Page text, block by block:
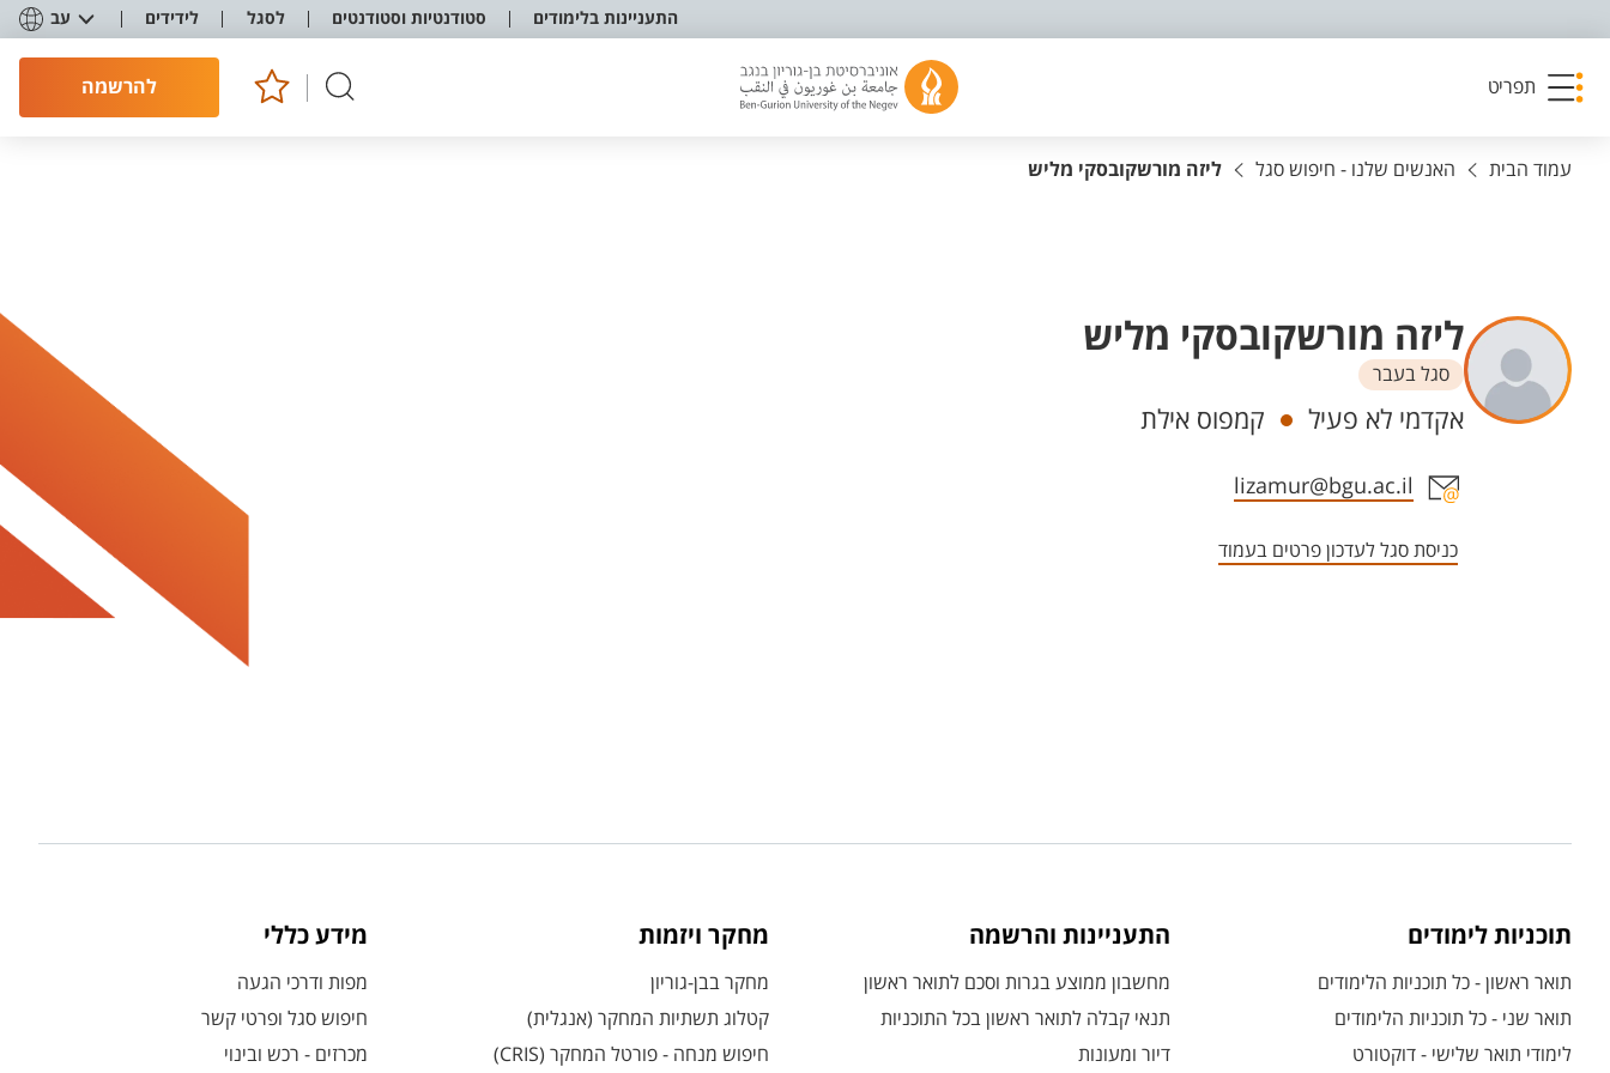
התעניינות בלימודים סטודנטיות וסטודנטים לסגל לידידים עב
תפריט להרשמה
עמוד הבית האנשים שלנו - חיפוש סגל ליזה מורשקובסקי מליש
ליזה מורשקובסקי מליש
סגל בעבר
יחידות
אקדמי לא פעיל קמפוס אילת
אזור צור קשר עם איש הסגל
lizamur@bgu.ac.il
כניסת סגל לעדכון פרטים בעמוד
תוכניות לימודים
תואר ראשון - כל תוכניות הלימודים
תואר שני - כל תוכניות הלימודים
לימודי תואר שלישי - דוקטורט
התעניינות והרשמה
מחשבון ממוצע בגרות וסכם לתואר ראשון
תנאי קבלה לתואר ראשון בכל התוכניות
דיור ומעונות
מחקר ויזמות
מחקר בבן-גוריון
קטלוג תשתיות המחקר (אנגלית)
חיפוש מנחה - פורטל המחקר (CRIS)
מידע כללי
מפות ודרכי הגעה
חיפוש סגל ופרטי קשר
מכרזים - רכש ובינוי